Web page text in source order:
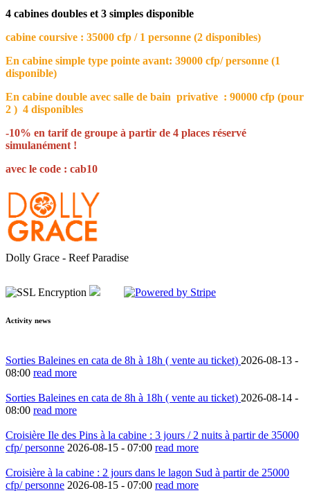
4 cabines doubles et 3 simples disponible
cabine coursive : 35000 cfp / 1 personne (2 disponibles)
En cabine simple type pointe avant: 39000 cfp/ personne (1
disponible)
En cabine double avec salle de bain privative : 90000 cfp (pour
2 ) 4 disponibles
-10% en tarif de groupe à partir de 4 places réservé
simulanément !
avec le code : cab10
Dolly Grace - Reef Paradise
Activity news
Sorties Baleines en cata de 8h à 18h ( vente au ticket) 2026-08-13 -
08:00 read more
Sorties Baleines en cata de 8h à 18h ( vente au ticket) 2026-08-14 -
08:00 read more
Croisière Ile des Pins à la cabine : 3 jours / 2 nuits à partir de 35000
cfp/ personne 2026-08-15 - 07:00 read more
Croisière à la cabine : 2 jours dans le lagon Sud à partir de 25000
cfp/ personne 2026-08-15 - 07:00 read more